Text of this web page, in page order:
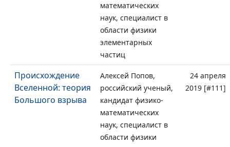
математических
наук, специалист в
области физики
элементарных
частиц
Происхождение
Вселенной: теория
Большого взрыва
Алексей Попов,
российский ученый,
кандидат физико-
математических
наук, специалист в
области физики
24 апреля
2019 [#111]